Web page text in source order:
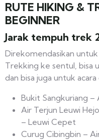
RUTE HIKING &
BEGINNER
Jarak tempuh trek
Direkomendasikan
Trekking ke sentul, bisa
dan bisa juga untuk
Bukit Sangkuriang –
Air Terjun Leuwi
– Leuwi Cepet
Curug Cibingbin –